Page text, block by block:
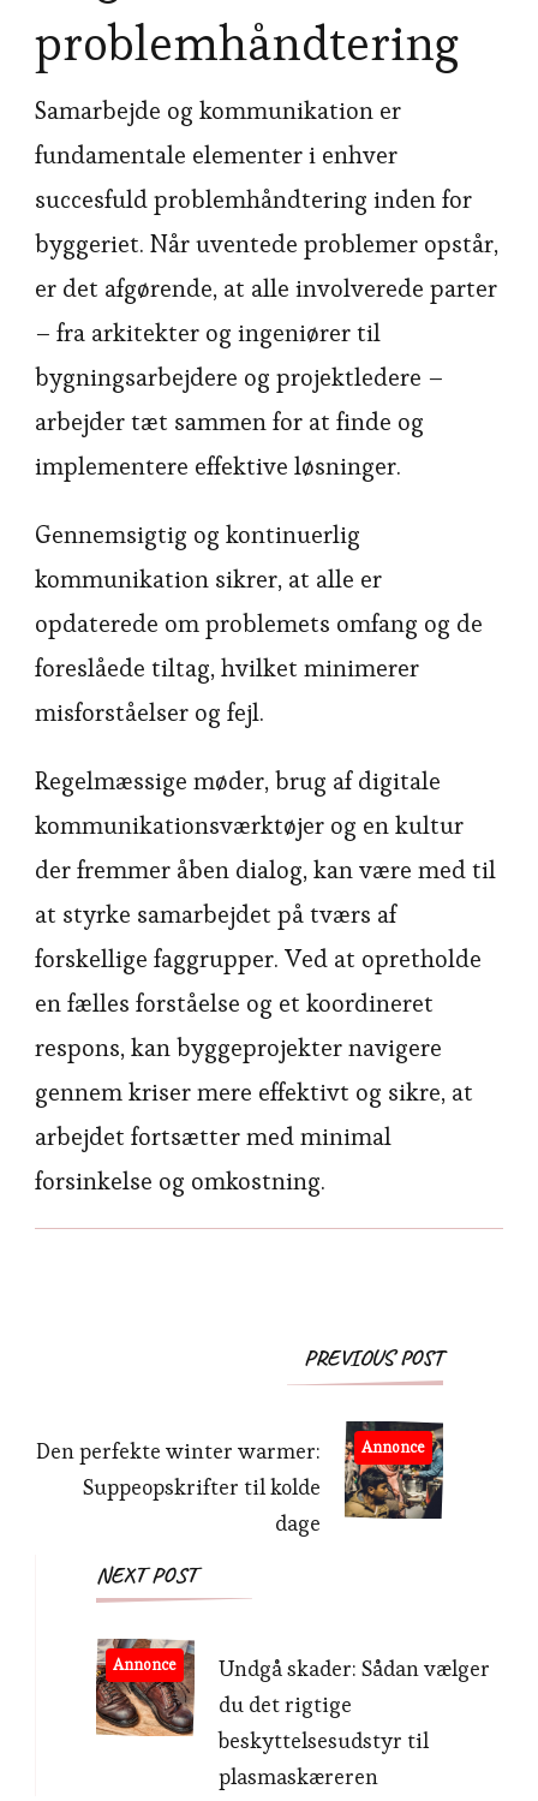
problemhåndtering
Samarbejde og kommunikation er
fundamentale elementer i enhver
succesfuld problemhåndtering inden for
byggeriet. Når uventede problemer opstår,
er det afgørende, at alle involverede parter
– fra arkitekter og ingeniører til
bygningsarbejdere og projektledere –
arbejder tæt sammen for at finde og
implementere effektive løsninger.
Gennemsigtig og kontinuerlig
kommunikation sikrer, at alle er
opdaterede om problemets omfang og de
foreslåede tiltag, hvilket minimerer
misforståelser og fejl.
Regelmæssige møder, brug af digitale
kommunikationsværktøjer og en kultur
der fremmer åben dialog, kan være med til
at styrke samarbejdet på tværs af
forskellige faggrupper. Ved at opretholde
en fælles forståelse og et koordineret
respons, kan byggeprojekter navigere
gennem kriser mere effektivt og sikre, at
arbejdet fortsætter med minimal
forsinkelse og omkostning.
PostPREVIOUS POST
Annonce
Den perfekte winter warmer:
Suppeopskrifter til kolde
dage
NEXT POST
Annonce
Undgå skader: Sådan vælger
du det rigtige
beskyttelsesudstyr til
plasmaskæreren